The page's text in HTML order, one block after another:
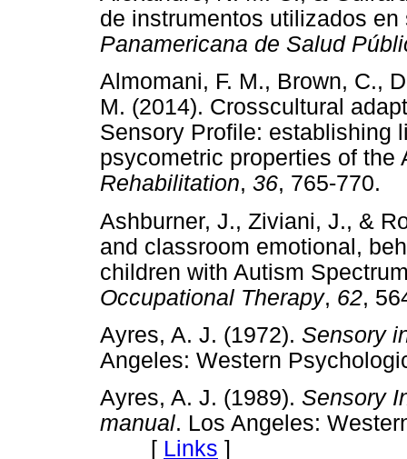
de instrumentos utilizados
Panamericana de Salud
Almomani, F. M., Brown, C.,
M. (2014). Crosscultural
Sensory Profile: establishing
psycometric properties of
Rehabilitation, 36, 765-
Ashburner, J., Ziviani, J., &
and classroom emotional,
children with Autism
Occupational Therapy, 62,
Ayres, A. J. (1972). Sensory
Angeles: Western
Ayres, A. J. (1989). Sensory
manual. Los Angeles:
[ Links ]